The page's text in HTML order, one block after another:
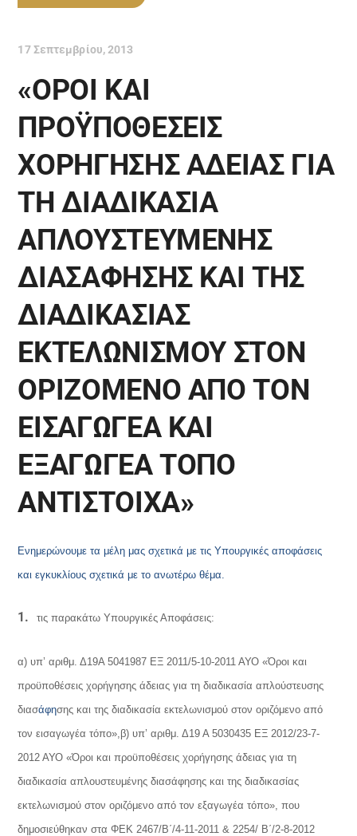
17 Σεπτεμβρίου, 2013
«ΟΡΟΙ ΚΑΙ
ΠΡΟΫΠΟΘΕΣΕΙΣ
ΧΟΡΗΓΗΣΗΣ ΑΔΕΙΑΣ ΓΙΑ
ΤΗ ΔΙΑΔΙΚΑΣΙΑ
ΑΠΛΟΥΣΤΕΥΜΕΝΗΣ
ΔΙΑΣΑΦΗΣΗΣ ΚΑΙ ΤΗΣ
ΔΙΑΔΙΚΑΣΙΑΣ
ΕΚΤΕΛΩΝΙΣΜΟΥ ΣΤΟΝ
ΟΡΙΖΟΜΕΝΟ ΑΠΟ ΤΟΝ
ΕΙΣΑΓΩΓΕΑ ΚΑΙ
ΕΞΑΓΩΓΕΑ ΤΟΠΟ
ΑΝΤΙΣΤΟΙΧΑ»
Ενημερώνουμε τα μέλη μας σχετικά με τις Υπουργικές αποφάσεις
και εγκυκλίους σχετικά με το ανωτέρω θέμα.
τις παρακάτω Υπουργικές Αποφάσεις:
α) υπ’ αριθμ. Δ19Α 5041987 ΕΞ 2011/5-10-2011 ΑΥΟ «Όροι και
προϋποθέσεις χορήγησης άδειας για τη διαδικασία απλούστευσης
διασάφησης και της διαδικασία εκτελωνισμού στον οριζόμενο από
τον εισαγωγέα τόπο»,β) υπ’ αριθμ. Δ19 Α 5030435 ΕΞ 2012/23-7-
2012 ΑΥΟ «Όροι και προϋποθέσεις χορήγησης άδειας για τη
διαδικασία απλουστευμένης διασάφησης και της διαδικασίας
εκτελωνισμού στον οριζόμενο από τον εξαγωγέα τόπο»,που
δημοσιεύθηκαν στα ΦΕΚ 2467/Β΄/4-11-2011 & 2254/ Β΄/2-8-2012